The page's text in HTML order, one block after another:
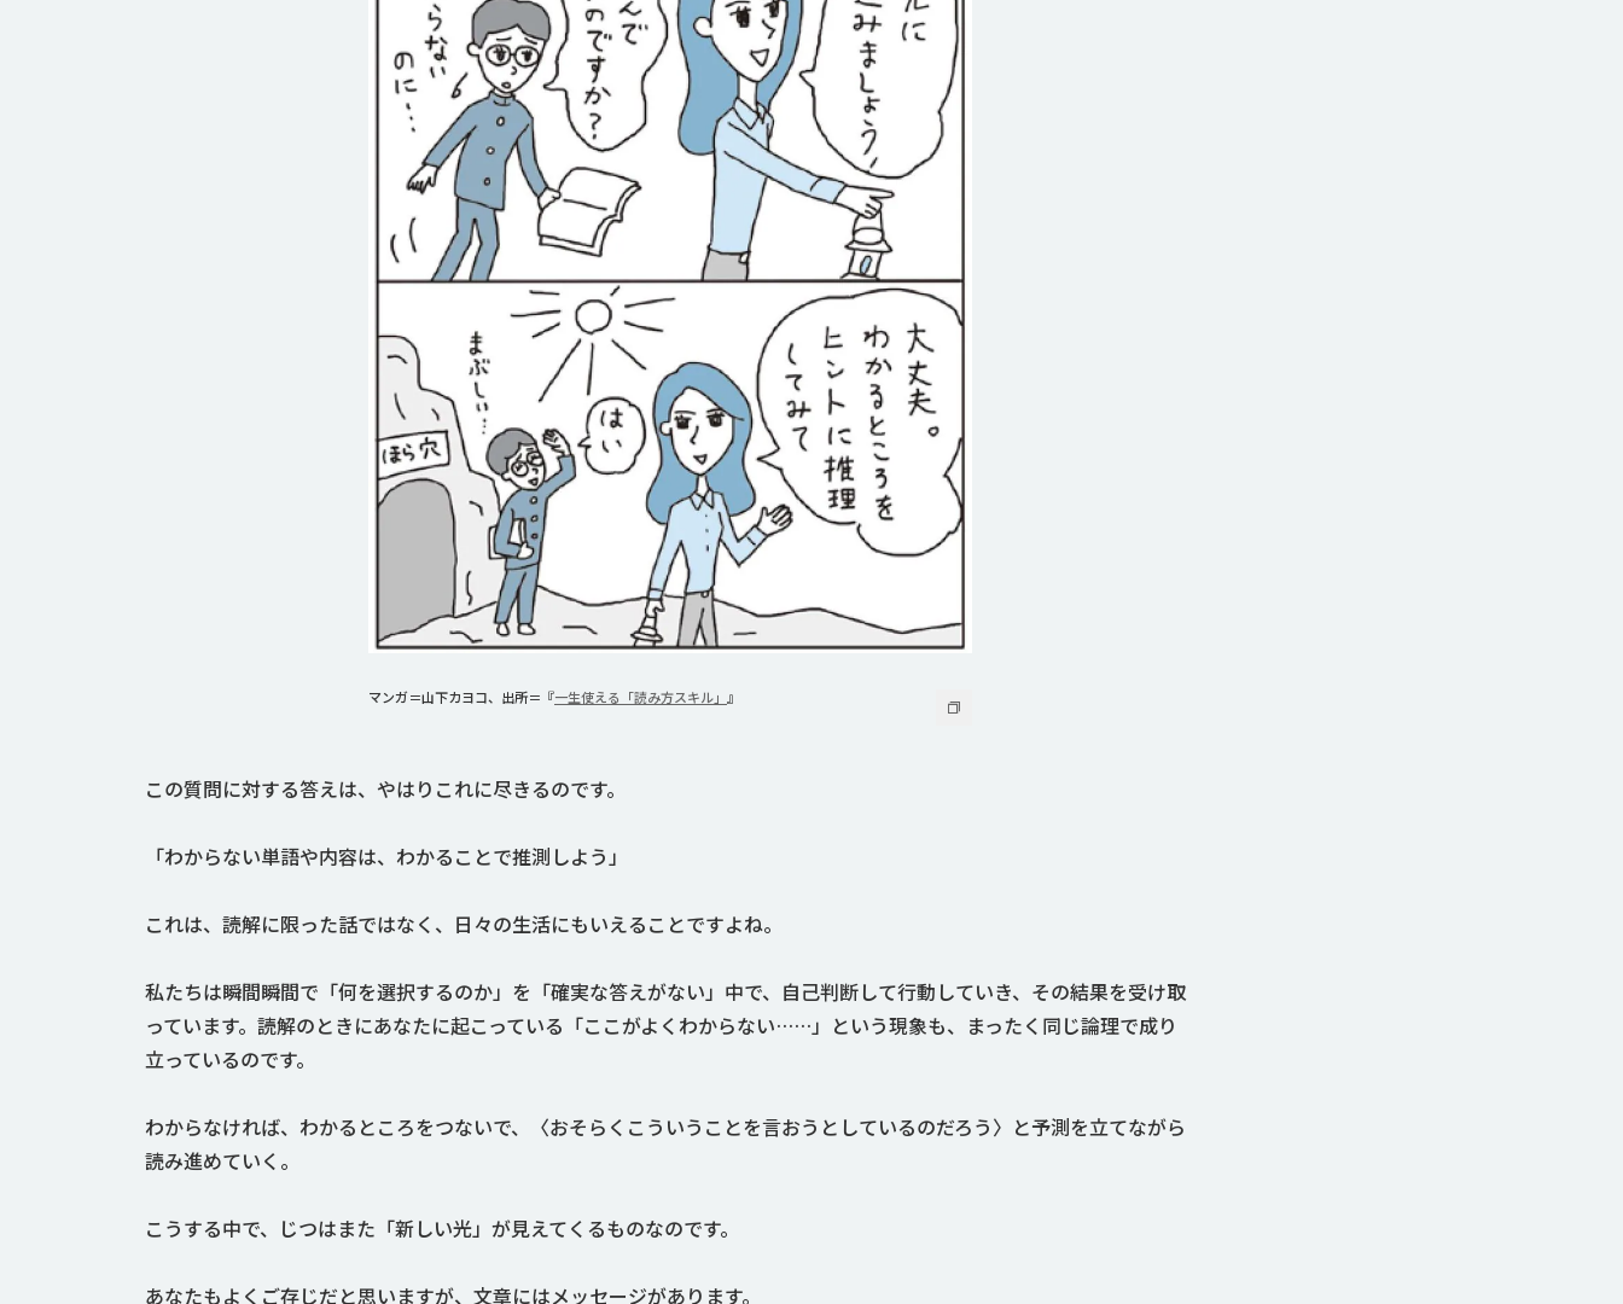
マンガ＝山下カヨコ、出所＝『一生使える「読み方スキル」 』
この質問に対する答えは、やはりこれに尽きるのです。
「わからない単語や内容は、わかることで推測しよう」
これは、読解に限った話ではなく、日々の生活にもいえることですよね。
私たちは瞬間瞬間で「何を選択するのか」を「確実な答えがない」中で、自己判断して行動していき、その結果を受け取
っています。読解のときにあなたに起こっている「ここがよくわからない……」という現象も、まったく同じ論理で成り
立っているのです。
わからなければ、わかるところをつないで、〈おそらくこういうことを言おうとしているのだろう〉と予測を立てながら
読み進めていく。
こうする中で、じつはまた「新しい光」が見えてくるものなのです。
あなたもよくご存じだと思いますが、文章にはメッセージがあります。